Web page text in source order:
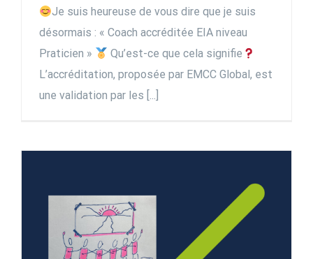
Je suis heureuse de vous dire que je suis
désormais : « Coach accréditée EIA niveau
Praticien »
Qu’est-ce que cela signifie
L’accréditation, proposée par EMCC Global, est
une validation par les [...]